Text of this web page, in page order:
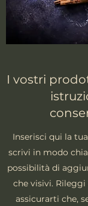
I vostri
Inserisci qui la
scrivi in modo
possibilità di
che visivi.
assicurarti che,